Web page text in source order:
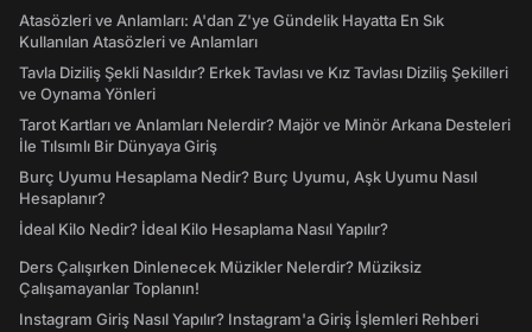
Atasözleri ve Anlamları: A'dan Z'ye Gündelik Hayatta En Sık
Kullanılan Atasözleri ve Anlamları
Tavla Diziliş Şekli Nasıldır? Erkek Tavlası ve Kız Tavlası Diziliş Şekilleri
ve Oynama Yönleri
Tarot Kartları ve Anlamları Nelerdir? Majör ve Minör Arkana Desteleri
İle Tılsımlı Bir Dünyaya Giriş
Burç Uyumu Hesaplama Nedir? Burç Uyumu, Aşk Uyumu Nasıl
Hesaplanır?
İdeal Kilo Nedir? İdeal Kilo Hesaplama Nasıl Yapılır?
Ders Çalışırken Dinlenecek Müzikler Nelerdir? Müziksiz
Çalışamayanlar Toplanın!
Instagram Giriş Nasıl Yapılır? Instagram'a Giriş İşlemleri Rehberi